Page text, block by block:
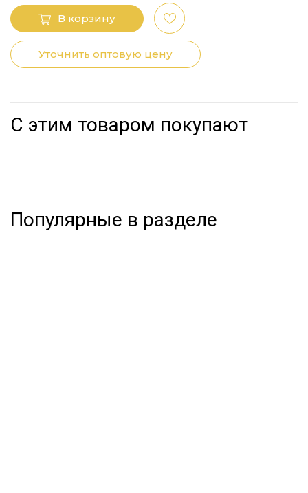
В корзину
Уточнить оптовую цену
С этим товаром покупают
Популярные в разделе